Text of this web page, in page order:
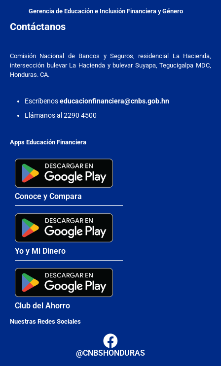
Gerencia de Educación e Inclusión Financiera y Género
Contáctanos
Comisión Nacional de Bancos y Seguros, residencial La Hacienda,
intersección bulevar La Hacienda y bulevar Suyapa, Tegucigalpa MDC,
Honduras. CA.
Escríbenoseducacionfinanciera@cnbs.gob.hn
Llámanos al 2290 4500
Apps Educación Financiera
Conoce y Compara
Yo y Mi Dinero
Club del Ahorro
Nuestras Redes Sociales
@CNBSHONDURAS